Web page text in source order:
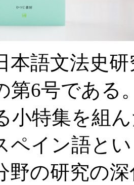
本語文法史
第6号である
小特集を組
ペイン語と
野の研究の